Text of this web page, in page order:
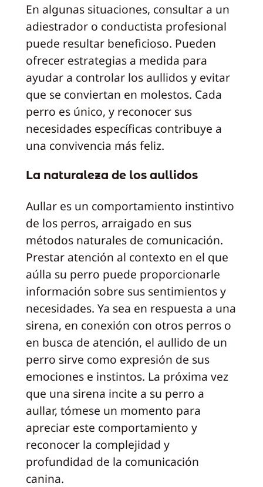
En algunas situaciones, consultar a un
adiestrador o conductista profesional
puede resultar beneficioso. Pueden
ofrecer estrategias a medida para
ayudar a controlar los aullidos y evitar
que se conviertan en molestos. Cada
perro es único, y reconocer sus
necesidades específicas contribuye a
una convivencia más feliz.
La naturaleza de los aullidos
Aullar es un comportamiento instintivo
de los perros, arraigado en sus
métodos naturales de comunicación.
Prestar atención al contexto en el que
aúlla su perro puede proporcionarle
información sobre sus sentimientos y
necesidades. Ya sea en respuesta a una
sirena, en conexión con otros perros o
en busca de atención, el aullido de un
perro sirve como expresión de sus
emociones e instintos. La próxima vez
que una sirena incite a su perro a
aullar, tómese un momento para
apreciar este comportamiento y
reconocer la complejidad y
profundidad de la comunicación
canina.